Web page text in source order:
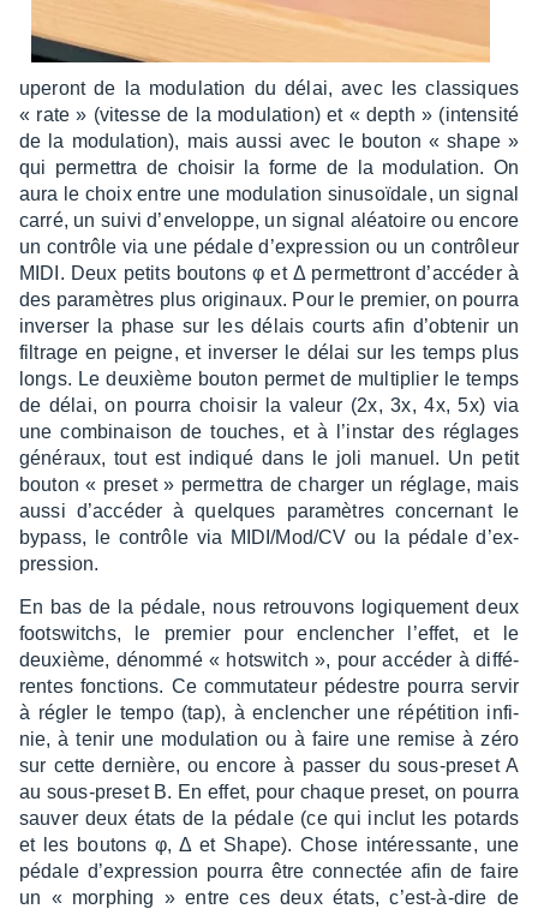
u­pe­ront de la modu­la­tion du délai, avec les clas­siques
« rate » (vitesse de la modu­la­tion) et « depth » (inten­sité
de la modu­la­tion), mais aussi avec le bouton « shape »
qui permet­tra de choi­sir la forme de la modu­la­tion. On
aura le choix entre une modu­la­tion sinu­soï­dale, un signal
carré, un suivi d’en­ve­loppe, un signal aléa­toire ou encore
un contrôle via une pédale d’ex­pres­sion ou un contrô­leur
MIDI. Deux petits boutons φ et Δ permet­tront d’ac­cé­der à
des para­mètres plus origi­naux. Pour le premier, on pourra
inver­ser la phase sur les délais courts afin d’ob­te­nir un
filtrage en peigne, et inver­ser le délai sur les temps plus
longs. Le deuxième bouton permet de multi­plier le temps
de délai, on pourra choi­sir la valeur (2x, 3x, 4x, 5x) via
une combi­nai­son de touches, et à l’ins­tar des réglages
géné­raux, tout est indiqué dans le joli manuel. Un petit
bouton « preset » permet­tra de char­ger un réglage, mais
aussi d’ac­cé­der à quelques para­mètres concer­nant le
bypass, le contrôle via MIDI/Mod/CV ou la pédale d’ex­
pres­sion.
En bas de la pédale, nous retrou­vons logique­ment deux
foots­witchs, le premier pour enclen­cher l’ef­fet, et le
deuxième, dénommé « hots­witch », pour accé­der à diffé­
rentes fonc­tions. Ce commu­ta­teur pédestre pourra servir
à régler le tempo (tap), à enclen­cher une répé­ti­tion infi­
nie, à tenir une modu­la­tion ou à faire une remise à zéro
sur cette dernière, ou encore à passer du sous-preset A
au sous-preset B. En effet, pour chaque preset, on pourra
sauver deux états de la pédale (ce qui inclut les potards
et les boutons φ, Δ et Shape). Chose inté­res­sante, une
pédale d’ex­pres­sion pourra être connec­tée afin de faire
un « morphing » entre ces deux états, c’est-à-dire de